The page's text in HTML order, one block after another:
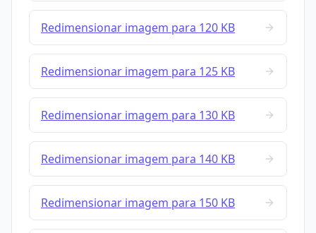
Redimensionar imagem para 120 KB
Redimensionar imagem para 125 KB
Redimensionar imagem para 130 KB
Redimensionar imagem para 140 KB
Redimensionar imagem para 150 KB